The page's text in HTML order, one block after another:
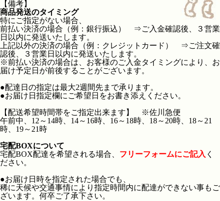
【備考】
商品発送のタイミング
特にご指定がない場合、
前払い決済の場合（例：銀行振込） ⇒ご入金確認後、３営業
日以内に発送いたします。
上記以外の決済の場合（例：クレジットカード） ⇒ご注文確
認後、３営業日以内に発送いたします。
※前払い決済の場合は、お客様のご入金タイミングにより、お
届け予定日が前後することがございます。
●配達日の指定は最大2週間先まで承ります。
●お届け日指定欄にご希望日をお書き添えください。
【配送希望時間帯をご指定出来ます】 ※佐川急便
午前中、12～14時、14～16時、16～18時、18～20時、18～21
時、19～21時
宅配BOXについて
宅配BOX配達を希望される場合、 フリーフォームにご記入 く
ださい。
●お届け日時を指定された場合でも、
稀に天候や交通事情により指定時間内に配達ができない事もご
ざいます。何卒ご了承下さい。